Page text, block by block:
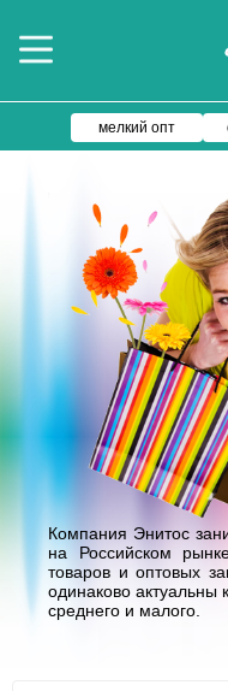
мелкий опт
Компания Энитос
на Российском
товаров и оптовых
одинаково актуальны
среднего и малого.